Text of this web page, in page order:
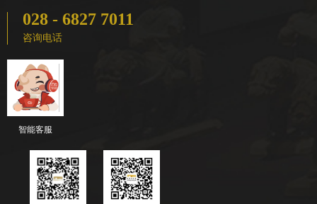
028 - 6827 7011
咨询电话
智能客服